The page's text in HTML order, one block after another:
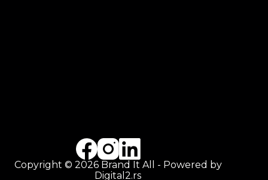
Copyright © 2026 Brand It All - Powered by
Digital2.rs